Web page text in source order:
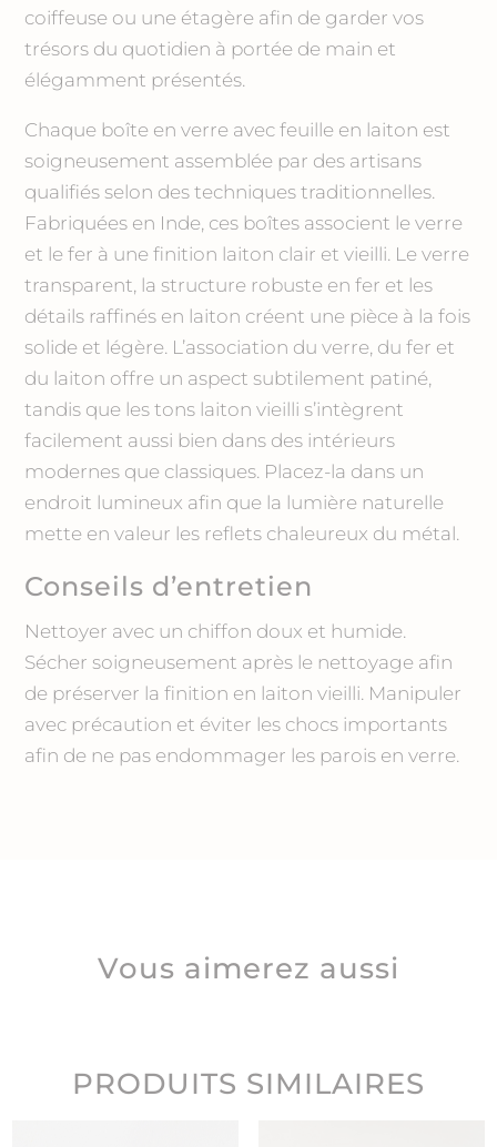
coiffeuse ou une étagère afin de garder vos
trésors du quotidien à portée de main et
élégamment présentés.
Chaque boîte en verre avec feuille en laiton est
soigneusement assemblée par des artisans
qualifiés selon des techniques traditionnelles.
Fabriquées en Inde, ces boîtes associent le verre
et le fer à une finition laiton clair et vieilli. Le verre
transparent, la structure robuste en fer et les
détails raffinés en laiton créent une pièce à la fois
solide et légère. L’association du verre, du fer et
du laiton offre un aspect subtilement patiné,
tandis que les tons laiton vieilli s’intègrent
facilement aussi bien dans des intérieurs
modernes que classiques. Placez-la dans un
endroit lumineux afin que la lumière naturelle
mette en valeur les reflets chaleureux du métal.
Conseils d’entretien
Nettoyer avec un chiffon doux et humide.
Sécher soigneusement après le nettoyage afin
de préserver la finition en laiton vieilli. Manipuler
avec précaution et éviter les chocs importants
afin de ne pas endommager les parois en verre.
Vous aimerez aussi
PRODUITS SIMILAIRES